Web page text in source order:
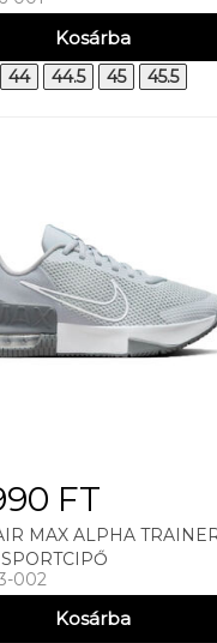
44 44.5 45 45.5
FT
MAX ALPHA
002